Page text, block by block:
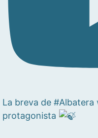
La breva de
protagonista